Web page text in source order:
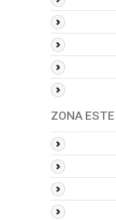
ZONA ESTE